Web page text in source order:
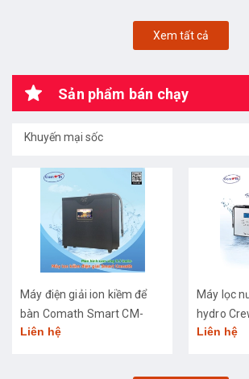
Xem tất cả
Sản phẩm bán chạy
Khuyến mại sốc
Máy điện giải ion kiềm để
bàn Comath Smart CM-
3668
Liên hệ
Máy lọc
hydro
Quốc
Liên hệ